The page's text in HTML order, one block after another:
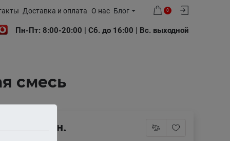
Доставка и оплата О нас Блог 0
Пн-Пт: 8:00-20:00 | Сб. до 16:00 | Вс. выходной
смесь
100 грн.